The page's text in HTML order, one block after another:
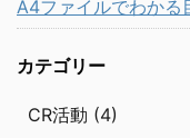
A4ファイルでわかる
カテゴリー
CR活動 (4)